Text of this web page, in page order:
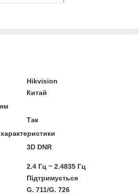
Hikvision
Китай
Так
3D DNR
2.4 Гц ~ 2.4835 Гц
Підтримується
G. 711/G. 726